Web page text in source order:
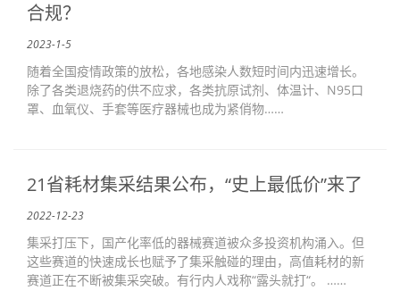
合规？
2023-1-5
随着全国疫情政策的放松，各地感染人数短时间内迅速增长。
除了各类退烧药的供不应求，各类抗原试剂、体温计、N95口
罩、血氧仪、手套等医疗器械也成为紧俏物……
21省耗材集采结果公布，“史上最低价”来了
2022-12-23
集采打压下，国产化率低的器械赛道被众多投资机构涌入。但
这些赛道的快速成长也赋予了集采触碰的理由，高值耗材的新
赛道正在不断被集采突破。有行内人戏称“露头就打“。 ……